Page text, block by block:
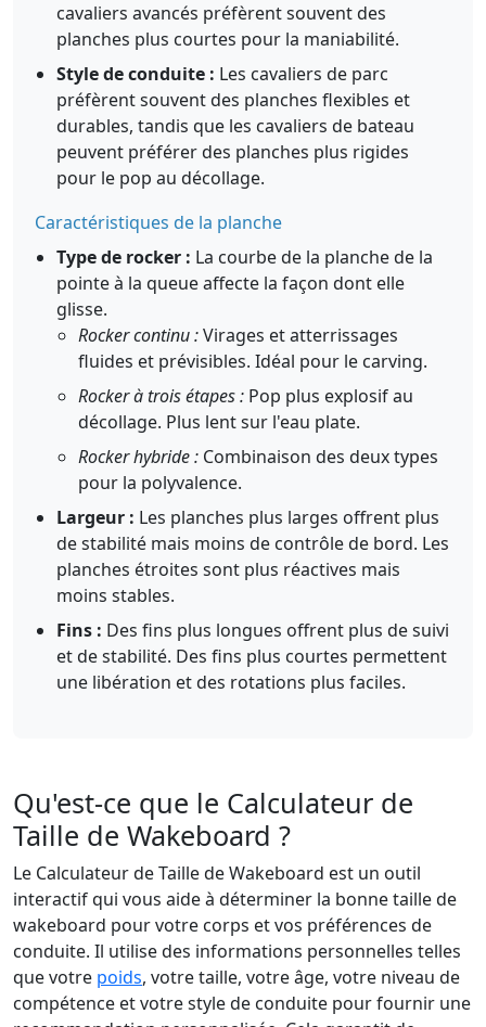
cavaliers avancés préfèrent souvent des
planches plus courtes pour la maniabilité.
Style de conduite : Les cavaliers de parc
préfèrent souvent des planches flexibles et
durables, tandis que les cavaliers de bateau
peuvent préférer des planches plus rigides
pour le pop au décollage.
Caractéristiques de la planche
Type de rocker : La courbe de la planche de la
pointe à la queue affecte la façon dont elle
glisse.
Rocker continu :Virages et atterrissages
fluides et prévisibles. Idéal pour le carving.
Rocker à trois étapes : Pop plus explosif au
décollage. Plus lent sur l'eau plate.
Rocker hybride : Combinaison des deux types
pour la polyvalence.
Largeur : Les planches plus larges offrent plus
de stabilité mais moins de contrôle de bord. Les
planches étroites sont plus réactives mais
moins stables.
Fins : Des fins plus longues offrent plus de suivi
et de stabilité. Des fins plus courtes permettent
une libération et des rotations plus faciles.
Qu'est-ce que le Calculateur de
Taille de Wakeboard ?
Le Calculateur de Taille de Wakeboard est un outil
interactif qui vous aide à déterminer la bonne taille de
wakeboard pour votre corps et vos préférences de
conduite. Il utilise des informations personnelles telles
que votre poids, votre taille, votre âge, votre niveau de
compétence et votre style de conduite pour fournir une